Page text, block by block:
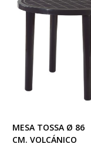
MESA TOSSA Ø 86
CM. VOLCÁNICO